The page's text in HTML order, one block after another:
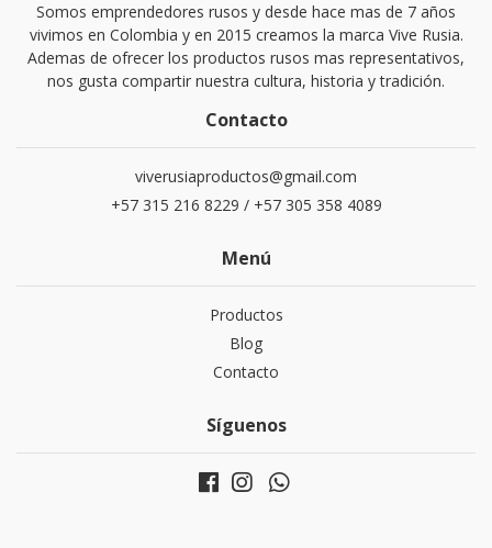
Somos emprendedores rusos y desde hace mas de 7 años
vivimos en Colombia y en 2015 creamos la marca Vive Rusia.
Ademas de ofrecer los productos rusos mas representativos,
nos gusta compartir nuestra cultura, historia y tradición.
Contacto
viverusiaproductos@gmail.com
+57 315 216 8229 / +57 305 358 4089
Menú
Productos
Blog
Contacto
Síguenos